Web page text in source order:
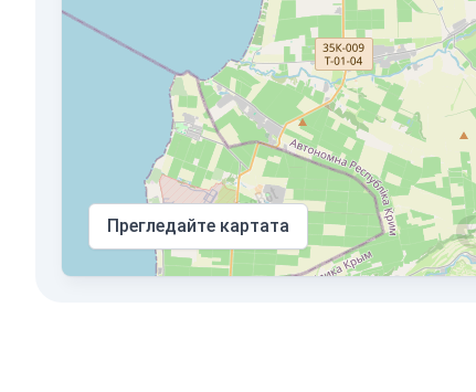
Прегледайте картата